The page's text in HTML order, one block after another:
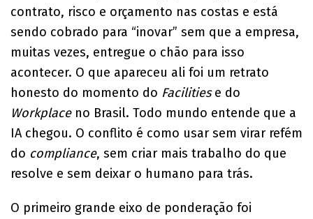
contrato, risco e orçamento nas costas e está
sendo cobrado para “inovar” sem que a empresa,
muitas vezes, entregue o chão para isso
acontecer. O que apareceu ali foi um retrato
honesto do momento do Facilitiese do
Workplace no Brasil. Todo mundo entende que a
IA chegou. O conflito é como usar sem virar refém
do compliance, sem criar mais trabalho do que
resolve e sem deixar o humano para trás.
O primeiro grande eixo de ponderação foi